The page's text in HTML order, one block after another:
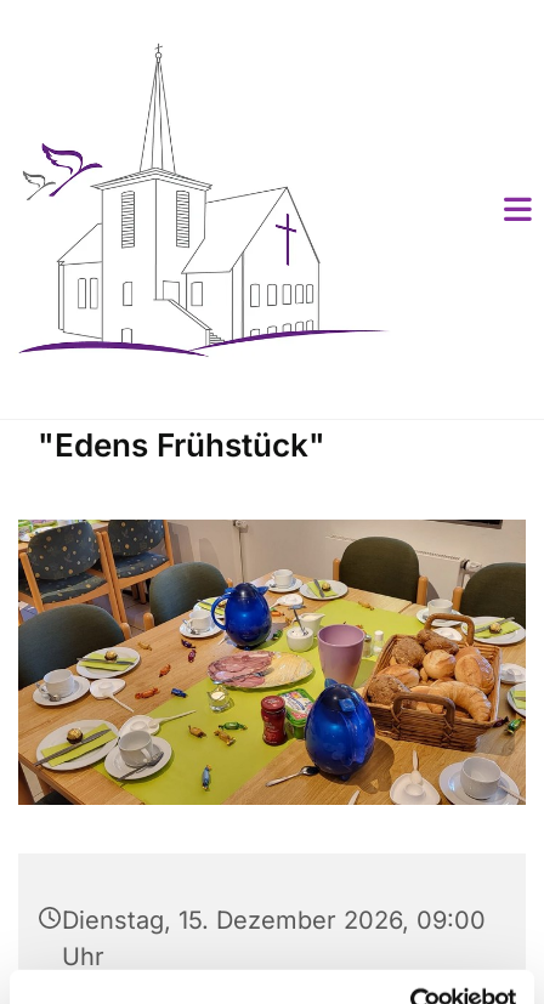
"Edens Frühstück"
Dienstag, 15. Dezember 2026, 09:00
Uhr